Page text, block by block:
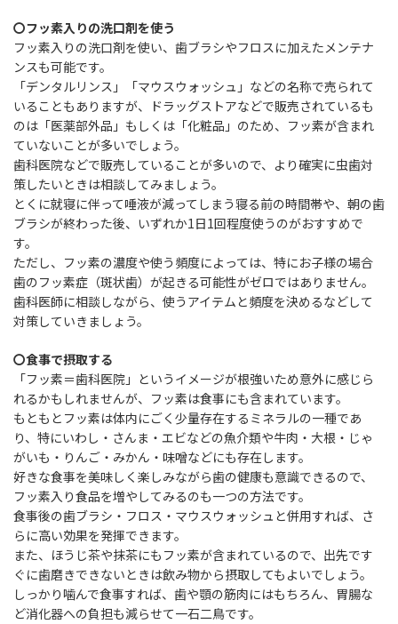
〇フッ素入りの洗口剤を使う
フッ素入りの洗口剤を使い、歯ブラシやフロスに加えたメンテナ
ンスも可能です。
「デンタルリンス」「マウスウォッシュ」などの名称で売られて
いることもありますが、ドラッグストアなどで販売されているも
のは「医薬部外品」もしくは「化粧品」のため、フッ素が含まれ
ていないことが多いでしょう。
歯科医院などで販売していることが多いので、より確実に虫歯対
策したいときは相談してみましょう。
とくに就寝に伴って唾液が減ってしまう寝る前の時間帯や、朝の歯
ブラシが終わった後、いずれか1日1回程度使うのがおすすめで
す。
ただし、フッ素の濃度や使う頻度によっては、特にお子様の場合
歯のフッ素症（斑状歯）が起きる可能性がゼロではありません。
歯科医師に相談しながら、使うアイテムと頻度を決めるなどして
対策していきましょう。
〇食事で摂取する
「フッ素＝歯科医院」というイメージが根強いため意外に感じら
れるかもしれませんが、フッ素は食事にも含まれています。
もともとフッ素は体内にごく少量存在するミネラルの一種であ
り、特にいわし・さんま・エビなどの魚介類や牛肉・大根・じゃ
がいも・りんご・みかん・味噌などにも存在します。
好きな食事を美味しく楽しみながら歯の健康も意識できるので、
フッ素入り食品を増やしてみるのも一つの方法です。
食事後の歯ブラシ・フロス・マウスウォッシュと併用すれば、さ
らに高い効果を発揮できます。
また、ほうじ茶や抹茶にもフッ素が含まれているので、出先です
ぐに歯磨きできないときは飲み物から摂取してもよいでしょう。
しっかり噛んで食事すれば、歯や顎の筋肉にはもちろん、胃腸な
ど消化器への負担も減らせて一石二鳥です。